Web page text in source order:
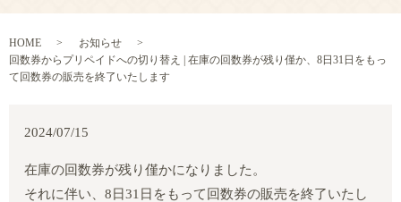
HOME
お知らせ
回数券からプリペイドへの切り替え | 在庫の回数券が残り僅か、8日31日をもっ
て回数券の販売を終了いたします
2024/07/15
在庫の回数券が残り僅かになりました。
それに伴い、8日31日をもって回数券の販売を終了いたし